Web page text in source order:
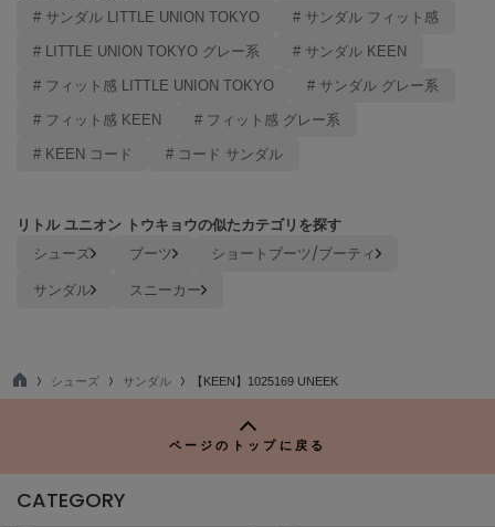
ルコックスポルティフ
レスポートサック
LILY BROWN
LITTLE UNION TOKYO
メイドオブオーガニクス
ミースロエ
# サンダル LITTLE UNION TOKYO # サンダル フィット感
# LITTLE UNION TOKYO グレー系 # サンダル KEEN
# フィット感 LITTLE UNION TOKYO # サンダル グレー系
# フィット感 KEEN # フィット感 グレー系
# KEEN コード # コード サンダル
リトル ユニオン トウキョウの似たカテゴリを探す
シューズ ブーツ
ショートブーツ/ブーティ
サンダル
スニーカー
TO
シューズ サンダル 【KEEN】1025169 UNEEK
ページのトップに戻る
CATEGORY